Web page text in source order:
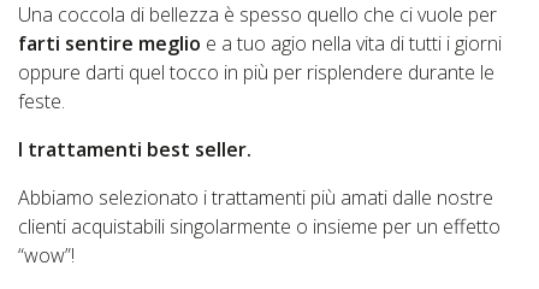
Una coccola di bellezza è spesso quello che ci vuole per
farti sentire meglio e a tuo agio nella vita di tutti i giorni
oppure darti quel tocco in più per risplendere durante le
feste.
I trattamenti best seller.
Abbiamo selezionato i trattamenti più amati dalle nostre
clienti acquistabili singolarmente o insieme per un effetto
“wow”!